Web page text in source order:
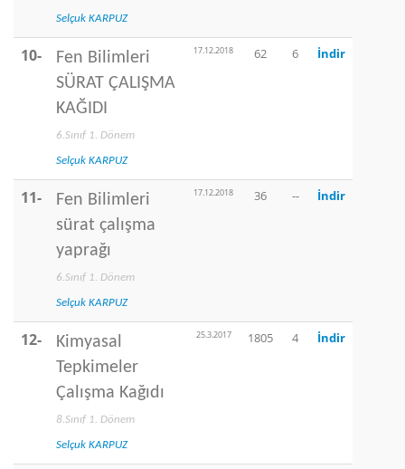
Selçuk KARPUZ
10-
Fen Bilimleri
SÜRAT ÇALIŞMA
KAĞIDI
6.Sınıf 1. Dönem
Selçuk KARPUZ
17.12.2018 62 6 İndir
11-
Fen Bilimleri
sürat çalışma
yaprağı
6.Sınıf 1. Dönem
Selçuk KARPUZ
17.12.2018 36 -- İndir
12-
Kimyasal
Tepkimeler
Çalışma Kağıdı
8.Sınıf 1. Dönem
Selçuk KARPUZ
25.3.2017 1805 4 İndir